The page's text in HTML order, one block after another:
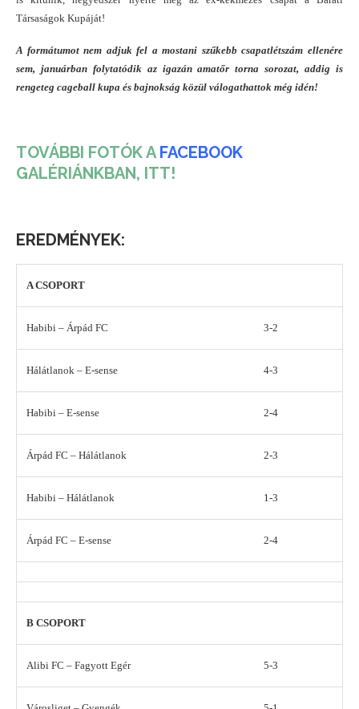
Társaságok Kupáját!
A formátumot nem adjuk fel a mostani szűkebb csapatlétszám ellenére
sem, januárban folytatódik az igazán amatőr torna sorozat, addig is
rengeteg cageball kupa és bajnokság közül válogathattok még idén!
TOVÁBBI FOTÓK AFACEBOOK
GALÉRIÁNKBAN, ITT!
EREDMÉNYEK:
A CSOPORT
Habibi – Árpád FC 3-2
Hálátlanok – E-sense 4-3
Habibi – E-sense 2-4
Árpád FC – Hálátlanok 2-3
Habibi – Hálátlanok 1-3
Árpád FC – E-sense 2-4
B CSOPORT
Alibi FC – Fagyott Egér 5-3